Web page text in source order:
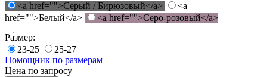
<a href="">Серый / Бирюзовый</a>
<a
href="">Белый</a>
<a href="">Серо-розовый</a>
Размер:
23-25
25-27
Помощник по размерам
Цена по запросу